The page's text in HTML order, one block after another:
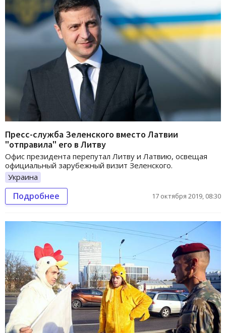
Пресс-служба Зеленского вместо Латвии
"отправила" его в Литву
Офис президента перепутал Литву и Латвию, освещая
официальный зарубежный визит Зеленского.
Украина
Подробнее 17 октября 2019, 08:30